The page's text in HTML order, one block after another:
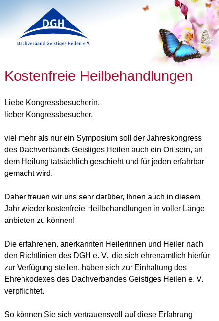
Sie sind hier
Kostenfreie Heilbehandlungen
Liebe Kongressbesucherin,
lieber Kongressbesucher,
viel mehr als nur ein Symposium soll der Jahreskongress
des Dachverbands Geistiges Heilen auch ein Ort sein, an
dem Heilung tatsächlich geschieht und für jeden erfahrbar
gemacht wird.
Daher freuen wir uns sehr darüber, Ihnen auch in diesem
Jahr wieder kostenfreie Heilbehandlungen in voller Länge
anbieten zu können!
Die erfahrenen, anerkannten Heilerinnen und Heiler nach
den Richtlinien des DGH e. V., die sich ehrenamtlich hierfür
zur Verfügung stellen, haben sich zur Einhaltung des
Ehrenkodexes des Dachverbandes Geistiges Heilen e. V.
verpflichtet.
So können Sie sich vertrauensvoll auf diese Erfahrung